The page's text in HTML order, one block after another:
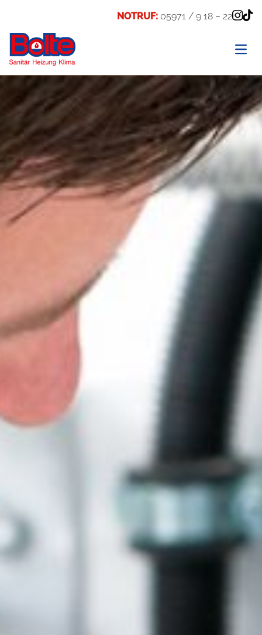
NOTRUF: 05971 / 9 18 – 22